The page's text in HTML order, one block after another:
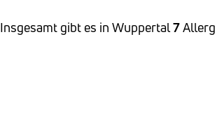
Insgesamt gibt es in Wuppertal7